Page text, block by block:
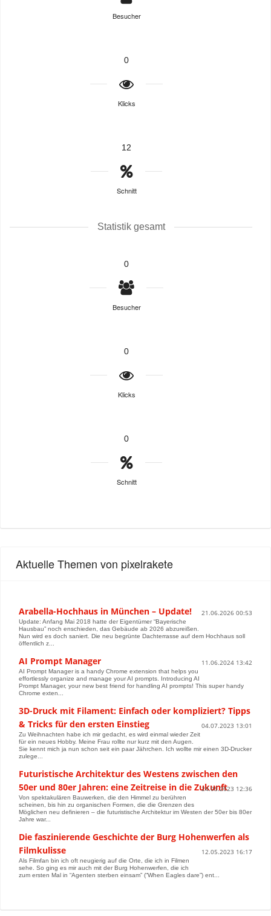
Besucher
0
Klicks
12
Schnitt
Statistik gesamt
0
Besucher
0
Klicks
0
Schnitt
Aktuelle Themen von pixelrakete
Arabella-Hochhaus in München – Update! 21.06.2026 00:53
Update: Anfang Mai 2018 hatte der Eigentümer “Bayerische
Hausbau” noch enschieden, das Gebäude ab 2026 abzureißen.
Nun wird es doch saniert. Die neu begrünte Dachterrasse auf dem Hochhaus soll
öffentlich z...
AI Prompt Manager 11.06.2024 13:42
AI Prompt Manager is a handy Chrome extension that helps you
effortlessly organize and manage your AI prompts. Introducing AI
Prompt Manager, your new best friend for handling AI prompts! This super handy
Chrome exten...
3D-Druck mit Filament: Einfach oder kompliziert? Tipps
& Tricks für den ersten Einstieg
04.07.2023 13:01
Zu Weihnachten habe ich mir gedacht, es wird einmal wieder Zeit
für ein neues Hobby. Meine Frau rollte nur kurz mit den Augen.
Sie kennt mich ja nun schon seit ein paar Jährchen. Ich wollte mir einen 3D-Drucker
zulege...
Futuristische Architektur des Westens zwischen den
50er und 80er Jahren: eine Zeitreise in die Zukunft24.05.2023 12:36
Von spektakulären Bauwerken, die den Himmel zu berühren
scheinen, bis hin zu organischen Formen, die die Grenzen des
Möglichen neu definieren – die futuristische Architektur im Westen der 50er bis 80er
Jahre war...
Die faszinierende Geschichte der Burg Hohenwerfen als
Filmkulisse
12.05.2023 16:17
Als Filmfan bin ich oft neugierig auf die Orte, die ich in Filmen
sehe. So ging es mir auch mit der Burg Hohenwerfen, die ich
zum ersten Mal in “Agenten sterben einsam” (“When Eagles dare”) ent...